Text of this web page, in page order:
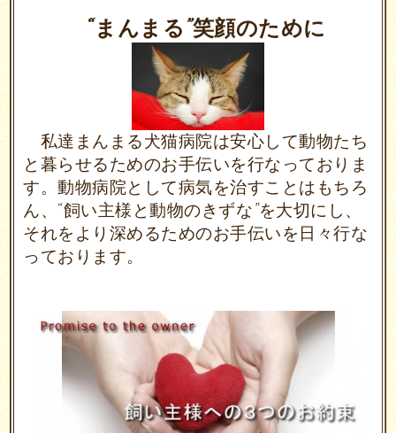
“まんまる”笑顔のために
私達まんまる犬猫病院は安心して動物たち
と 暮らせるためのお手伝いを行なっておりま
す。動物病院として病気を治すことはもちろ
ん、 “飼い主様と動物のきずな”を大切にし、
それを より深めるためのお手伝いを日々行な
っております。